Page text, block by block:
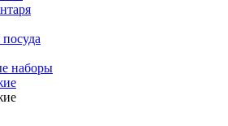
наборы